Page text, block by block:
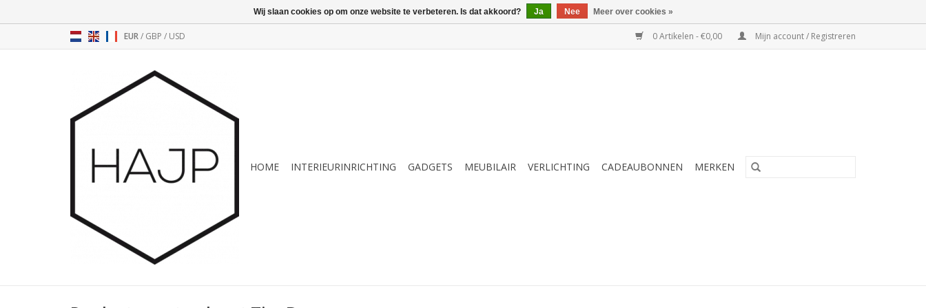
EUR/ GBP / USD 0 Artikelen - €0,00 Mijn account / Registreren
HOME INTERIEURINRICHTING GADGETS MEUBILAIR VERLICHTING CADEAUBONNEN MERKEN
Wij slaan cookies op om onze website te verbeteren. Is dat akkoord? Ja Nee Meer over cookies »